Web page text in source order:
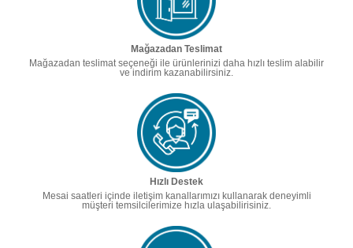
Mağazadan Teslimat
Mağazadan teslimat seçeneği ile ürünlerinizi daha hızlı teslim alabilir
ve indirim kazanabilirsiniz.
Hızlı Destek
Mesai saatleri içinde iletişim kanallarımızı kullanarak deneyimli
müşteri temsilcilerimize hızla ulaşabilirisiniz.